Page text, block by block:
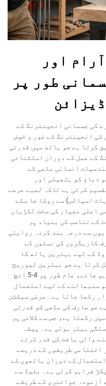
اور
طور پر
کی جسمانی انجینئرنگ کے
کی انجینئرنگ کے غور و خوض
کرتا ہے جو ہاتھ میں قدرتی
کے عمل کے دوران استثنائی
انسانی مٹھی کے
دباؤ کو ہتھیلی اور
کرتی ہے تاکہ لمبے عرصے
اسپاٹس) سے روکا جا سکے
اعلیٰ معیار کی سخت لکڑیاں
کے تناسب کی بنیاد پر
سے درجہ بند کردہ روایتی
کاریگروں کی نسلوں کے
کے لیے بہترین ہاتھ کا
کرتا ہے جو بہترین لیوریج
فراہم کرتی ہے بغیر کہ وہ بے قابو ہو جائے، عام طور پر 4-5 انچ
سنبھالنے کے لیے استعمال
رکھا جاتا ہے۔ عرضی سیکشن
جو صارف کی مٹھی کو قدرتی
رکھتا ہے، جس سے کلائی پر
بہتر ہوتی ہے۔ پیشہ
والی بافت کی قدر کرتے
اختتامی طریقوں کے ذریعے
کے دوران ہاتھوں کے
فراہم کرتی ہے۔ بلیڈ سے
آزمودہ جوائنری کے طریقے